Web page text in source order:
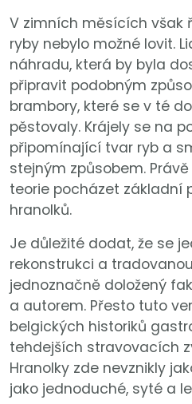
V zimních měsících však
ryby nebylo možné lovit.
náhradu, která by byla
připravit podobným
brambory, které se v té
pěstovaly. Krájely se na
připomínající tvar ryb a
stejným způsobem.
teorie pocházet základní
hranolků.
Je důležité dodat, že se
rekonstrukci a
jednoznačně doložený
a autorem. Přesto tuto
belgických historiků
tehdejších stravovacích
Hranolky zde nevznikly
jako jednoduché, syté a